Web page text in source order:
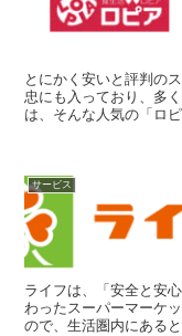
とにかく安いと評判の
忠にも入っており、多くの
は、そんな人気の「ロ
サービス
ライフは、「安全と安
わったスーパーマーケ
ので、生活圏内にあるととっ